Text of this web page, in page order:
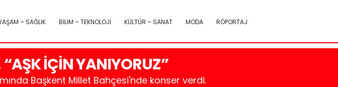
– SAĞLIK BİLİM – TEKNOLOJİ KÜLTÜR – SANAT MODA RÖPORTAJ
İÇİN YANIYORUZ”
Başkent Millet Bahçesi'nde konser verdi.